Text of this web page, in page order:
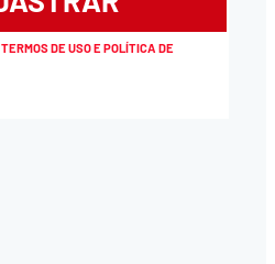
TERMOS DE USO E POLÍTICA DE